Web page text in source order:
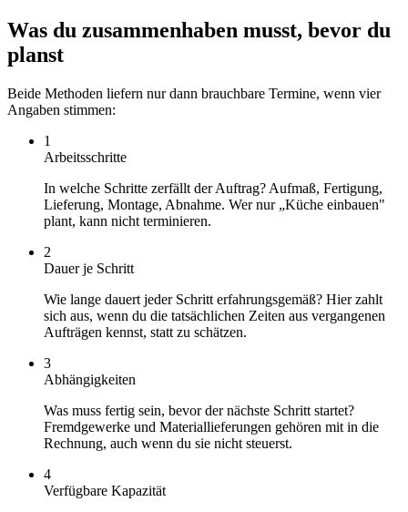
Was du zusammenhaben musst, bevor du
planst
Beide Methoden liefern nur dann brauchbare Termine, wenn vier
Angaben stimmen:
1
Arbeitsschritte
In welche Schritte zerfällt der Auftrag? Aufmaß, Fertigung,
Lieferung, Montage, Abnahme. Wer nur „Küche einbauen"
plant, kann nicht terminieren.
2
Dauer je Schritt
Wie lange dauert jeder Schritt erfahrungsgemäß? Hier zahlt
sich aus, wenn du die tatsächlichen Zeiten aus vergangenen
Aufträgen kennst, statt zu schätzen.
3
Abhängigkeiten
Was muss fertig sein, bevor der nächste Schritt startet?
Fremdgewerke und Materiallieferungen gehören mit in die
Rechnung, auch wenn du sie nicht steuerst.
4
Verfügbare Kapazität